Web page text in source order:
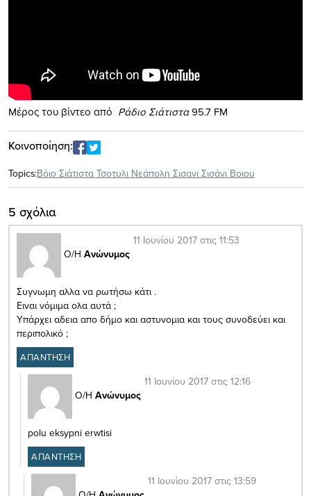
Μέρος του βίντεο από Ράδιο Σιάτιστα95.7 FM
Κοινοποίηση:
Topics:Βόιο Σιάτιστα Τσοτυλι Νεάπολη Σισανι Σισάνι Βοιου
5 σχόλια
Ο/Η Ανώνυμος
11 Ιουνίου 2017 στις 11:53
Συγνωμη αλλα να ρωτήσω κάτι .
Ειναι νόμιμα ολα αυτά ;
Υπάρχει αδεια απο δήμο και αστυνομια και τους συνοδεύει και
περιπολικό ;
ΑΠΑΝΤΗΣΗ
Ο/Η Ανώνυμος
11 Ιουνίου 2017 στις 12:16
polu eksypni erwtisi
ΑΠΑΝΤΗΣΗ
11 Ιουνίου 2017 στις 13:59